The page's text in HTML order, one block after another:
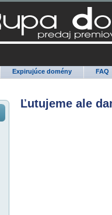
Expirujúce domény FAQ
Ľutujeme ale